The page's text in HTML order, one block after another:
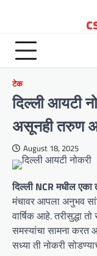
टेक
दिल्ली आयटी
असूनही तरुण
August 18, 2025
दिल्ली NCR मधील
मंचावर आपला अनुभव
वार्षिक आहे. तरीसुद्धा
समस्यांचा सामना करत
सध्या ती नोकरी